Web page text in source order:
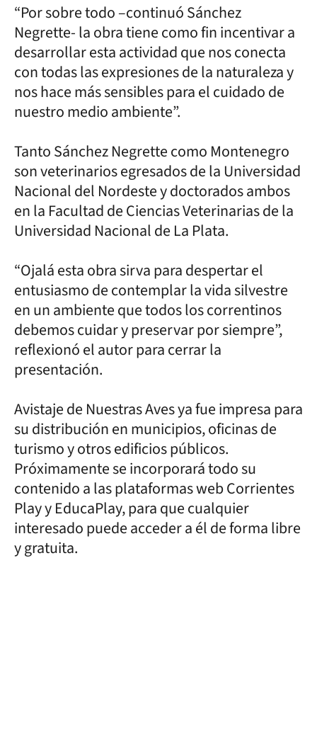
“Por sobre todo –continuó Sánchez
Negrette- la obra tiene como fin incentivar a
desarrollar esta actividad que nos conecta
con todas las expresiones de la naturaleza y
nos hace más sensibles para el cuidado de
nuestro medio ambiente”.
Tanto Sánchez Negrette como Montenegro
son veterinarios egresados de la Universidad
Nacional del Nordeste y doctorados ambos
en la Facultad de Ciencias Veterinarias de la
Universidad Nacional de La Plata.
“Ojalá esta obra sirva para despertar el
entusiasmo de contemplar la vida silvestre
en un ambiente que todos los correntinos
debemos cuidar y preservar por siempre”,
reflexionó el autor para cerrar la
presentación.
Avistaje de Nuestras Aves ya fue impresa para
su distribución en municipios, oficinas de
turismo y otros edificios públicos.
Próximamente se incorporará todo su
contenido a las plataformas web Corrientes
Play y EducaPlay, para que cualquier
interesado puede acceder a él de forma libre
y gratuita.